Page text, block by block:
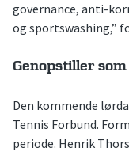
governance, anti-
og sportswashing,”
Genopstiller
Den kommende
Tennis Forbund.
periode. Henrik